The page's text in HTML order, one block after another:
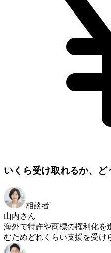
いくら受け取れるか、ど
相談者
山内さん
海外で特許や商標の権利化を
むためどれくらい支援を受け